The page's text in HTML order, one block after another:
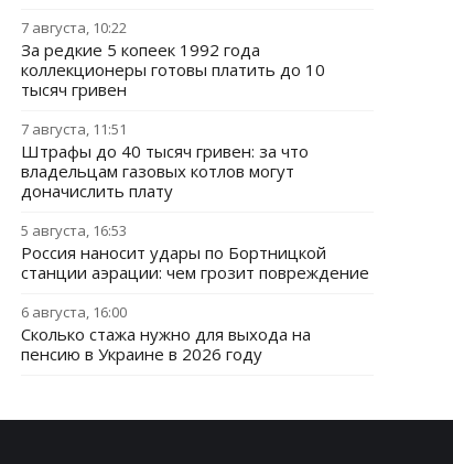
7 августа, 10:22
За редкие 5 копеек 1992 года
коллекционеры готовы платить до 10
тысяч гривен
7 августа, 11:51
Штрафы до 40 тысяч гривен: за что
владельцам газовых котлов могут
доначислить плату
5 августа, 16:53
Россия наносит удары по Бортницкой
станции аэрации: чем грозит повреждение
6 августа, 16:00
Сколько стажа нужно для выхода на
пенсию в Украине в 2026 году